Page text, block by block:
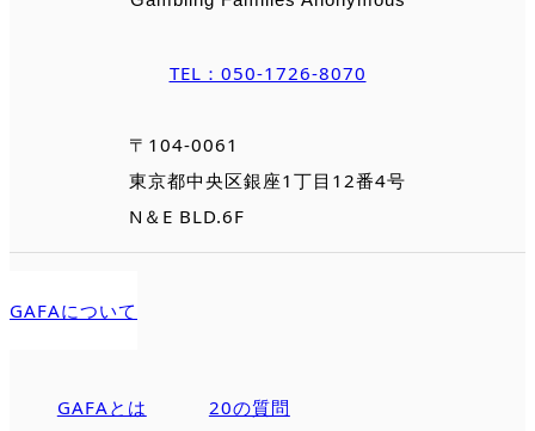
TEL：050-1726-8070
〒104-0061
東京都中央区銀座1丁目12番4号
N＆E BLD.6F
GAFAについて
GAFAとは 20の質問